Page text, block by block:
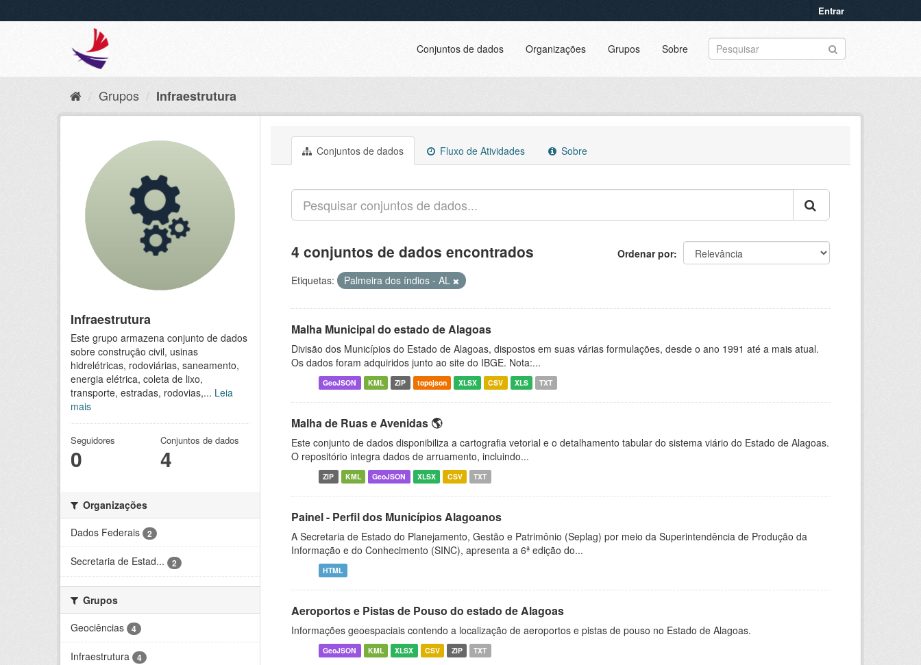
Entrar
Conjuntos de dados Organizações Grupos Sobre
Grupos Infraestrutura
Infraestrutura
Este grupo armazena conjunto de dados
sobre construção civil, usinas
hidrelétricas, rodoviárias, saneamento,
energia elétrica, coleta de lixo,
transporte, estradas, rodovias,... Leia
mais
Seguidores
0
Conjuntos de dados
4
Organizações
Dados Federais
2
Secretaria de Estad... 2
Grupos
Geociências
4
Infraestrutura 4
Conjuntos de dados Fluxo de Atividades Sobre
Ordenar por
4 conjuntos de dados encontrados
Etiquetas: Palmeira dos índios - AL
Malha Municipal do estado de Alagoas
Divisão dos Municípios do Estado de Alagoas, dispostos em suas várias formulações, desde o ano 1991 até a mais atual.
Os dados foram adquiridos junto ao site do IBGE. Nota:...
GeoJSON KML ZIP topojson XLSX CSV XLS TXT
Malha de Ruas e Avenidas 🌎
Este conjunto de dados disponibiliza a cartografia vetorial e o detalhamento tabular do sistema viário do Estado de Alagoas.
O repositório integra dados de arruamento, incluindo...
ZIP KML GeoJSON XLSX CSV TXT
Painel - Perfil dos Municípios Alagoanos
A Secretaria de Estado do Planejamento, Gestão e Patrimônio (Seplag) por meio da Superintendência de Produção da
Informação e do Conhecimento (SINC), apresenta a 6ª edição do...
HTML
Aeroportos e Pistas de Pouso do estado de Alagoas
Informações geoespaciais contendo a localização de aeroportos e pistas de pouso no Estado de Alagoas.
GeoJSON KML XLSX CSV ZIP TXT